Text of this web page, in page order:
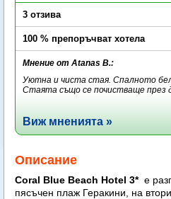
3 отзива
100 % препоръчват хотела
Мнение от Atanas B.:
Уютна и чиста стая. Спалното
Стаята също се почистваще през
Виж мненията »
Описание
Coral Blue Beach Hotel 3*е
пясъчен плаж Геракини, на